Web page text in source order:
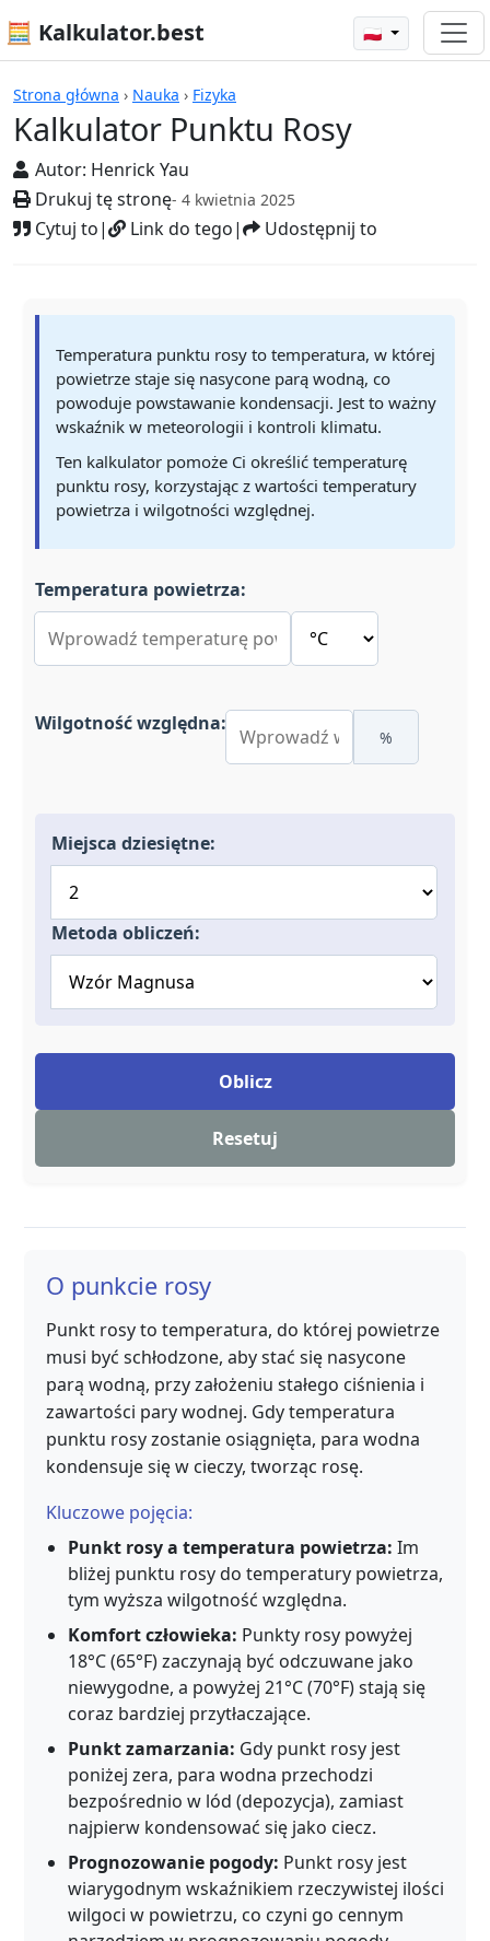
🧮 Kalkulator.best 🇵🇱
Strona główna › Nauka › Fizyka
Kalkulator Punktu Rosy
Autor: Henrick Yau
Drukuj tę stronę- 4 kwietnia 2025
Cytuj to| Link do tego| Udostępnij to
Kalkulatory
Temperatura punktu rosy to temperatura, w której
powietrze staje się nasycone parą wodną, co
powoduje powstawanie kondensacji. Jest to ważny
wskaźnik w meteorologii i kontroli klimatu.
Ten kalkulator pomoże Ci określić temperaturę
punktu rosy, korzystając z wartości temperatury
powietrza i wilgotności względnej.
Temperatura powietrza:
Wilgotność względna:
%
Miejsca dziesiętne:
Metoda obliczeń:
Oblicz
Resetuj
O punkcie rosy
Punkt rosy to temperatura, do której powietrze
musi być schłodzone, aby stać się nasycone
parą wodną, przy założeniu stałego ciśnienia i
zawartości pary wodnej. Gdy temperatura
punktu rosy zostanie osiągnięta, para wodna
kondensuje się w cieczy, tworząc rosę.
Kluczowe pojęcia:
Punkt rosy a temperatura powietrza: Im
bliżej punktu rosy do temperatury powietrza,
tym wyższa wilgotność względna.
Komfort człowieka: Punkty rosy powyżej
18°C (65°F) zaczynają być odczuwane jako
niewygodne, a powyżej 21°C (70°F) stają się
coraz bardziej przytłaczające.
Punkt zamarzania: Gdy punkt rosy jest
poniżej zera, para wodna przechodzi
bezpośrednio w lód (depozycja), zamiast
najpierw kondensować się jako ciecz.
Prognozowanie pogody: Punkt rosy jest
wiarygodnym wskaźnikiem rzeczywistej ilości
wilgoci w powietrzu, co czyni go cennym